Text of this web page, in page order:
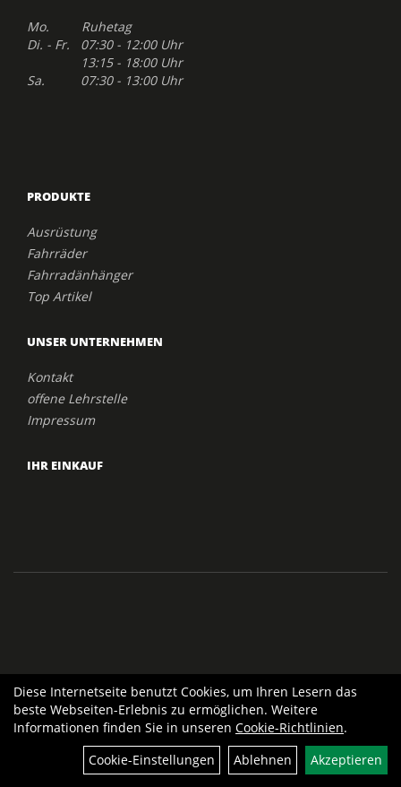
Mo. Ruhetag
Di. - Fr. 07:30 - 12:00 Uhr
13:15 - 18:00 Uhr
Sa. 07:30 - 13:00 Uhr
PRODUKTE
Ausrüstung
Fahrräder
Fahrradänhänger
Top Artikel
UNSER UNTERNEHMEN
Kontakt
offene Lehrstelle
Impressum
IHR EINKAUF
Diese Internetseite benutzt Cookies, um Ihren Lesern das
beste Webseiten-Erlebnis zu ermöglichen. Weitere
Informationen finden Sie in unseren Cookie-Richtlinien.
Cookie-Einstellungen
Ablehnen Akzeptieren